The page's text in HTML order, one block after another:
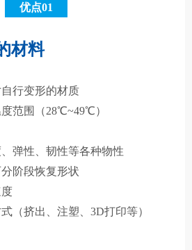
优点01
材料
行变形的材质
范围（28℃~49℃）
弹性、韧性等各种物性
阶段恢复形状
（挤出、注塑、3D打印等）